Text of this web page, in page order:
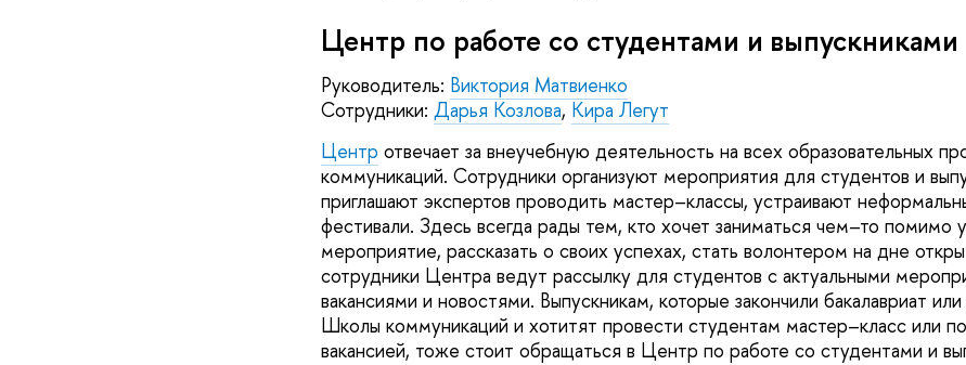
Центр по работе со студентами и
Руководитель: Виктория Матвиенко
Сотрудники: Дарья Козлова, Кира Легут
Центр отвечает за внеучебную деятельность на всех образовательных
коммуникаций. Сотрудники организуют мероприятия для студентов и
приглашают экспертов проводить мастер–классы, устраивают
фестивали. Здесь всегда рады тем, кто хочет заниматься чем–то помимо
мероприятие, рассказать о своих успехах, стать волонтером на дне
сотрудники Центра ведут рассылку для студентов с актуальными
вакансиями и новостями. Выпускникам, которые закончили бакалавриат
Школы коммуникаций и хотитят провести студентам мастер–класс или
вакансией, тоже стоит обращаться в Центр по работе со студентами и